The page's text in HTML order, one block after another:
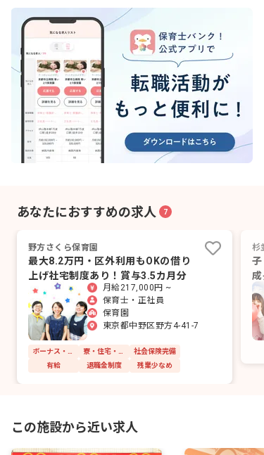
あなたにおすすめの求人 7
野方さくら保育園
最大8.2万円・区外利用もOKの借り
上げ社宅制度あり！賞与3.5カ月分
月給217,000円 ~
保育士・正社員
保育園
東京都中野区野方4-41-7
社会保険完備
有給
退職金制度 残業少なめ
杉
この施設から近い求人